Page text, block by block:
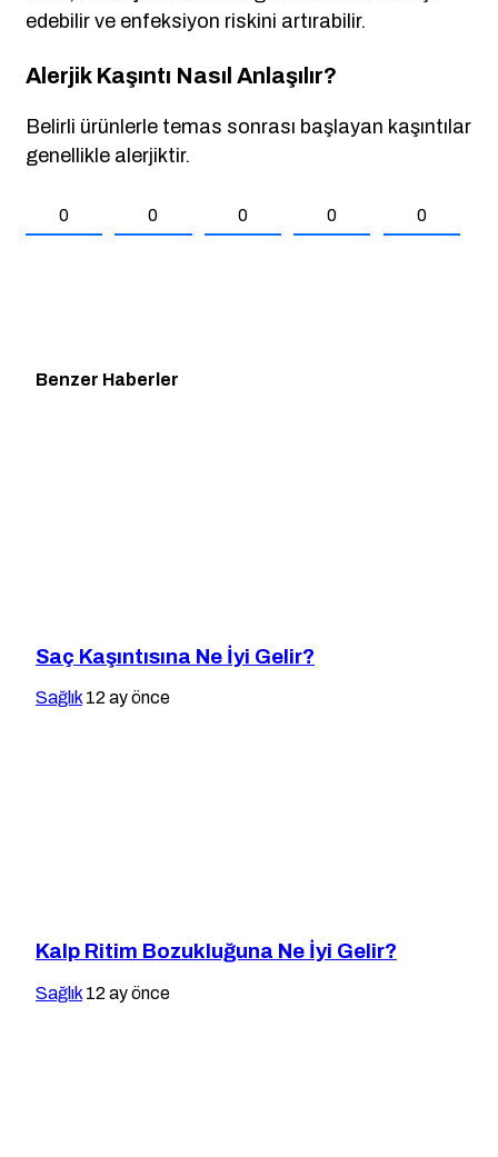
edebilir ve enfeksiyon riskini artırabilir.
Alerjik Kaşıntı Nasıl Anlaşılır?
Belirli ürünlerle temas sonrası başlayan kaşıntılar
genellikle alerjiktir.
0 0 0 0 0
Benzer Haberler
Saç Kaşıntısına Ne İyi Gelir?
Sağlık 12 ay önce
Kalp Ritim Bozukluğuna Ne İyi Gelir?
Sağlık 12 ay önce